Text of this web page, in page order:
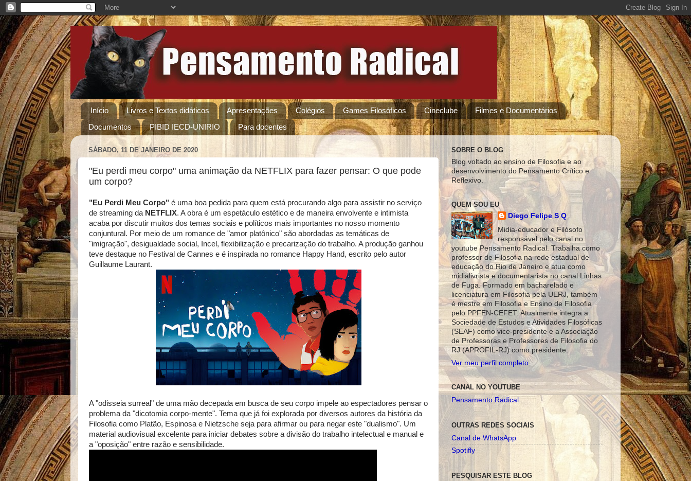
Início Livros e Textos didáticos Apresentações Colégios Games Filosóficos Cineclube
Filmes e Documentários
Documentos
PIBID IECD-UNIRIO Para docentes
SÁBADO, 11 DE JANEIRO DE 2020
"Eu perdi meu corpo" uma animação da NETFLIX para fazer pensar: O que pode
um corpo?
"Eu Perdi Meu Corpo" é uma boa pedida para quem está procurando algo para assistir no serviço
de streaming da NETFLIX. A obra é um espetáculo estético e de maneira envolvente e intimista
acaba por discutir muitos dos temas sociais e políticos mais importantes no nosso momento
conjuntural. Por meio de um romance de "amor platônico" são abordadas as temáticas de
"imigração", desigualdade social, Incel, flexibilização e precarização do trabalho. A produção ganhou
teve destaque no Festival de Cannes e é inspirada no romance Happy Hand, escrito pelo autor
Guillaume Laurant.
A "odisseia surreal" de uma mão decepada em busca de seu corpo impele ao espectadores pensar o
problema da "dicotomia corpo-mente". Tema que já foi explorada por diversos autores da história da
Filosofia como Platão, Espinosa e Nietzsche seja para afirmar ou para negar este "dualismo". Um
material audiovisual excelente para iniciar debates sobre a divisão do trabalho intelectual e manual e
a "oposição" entre razão e sensibilidade.
SOBRE O BLOG
Blog voltado ao ensino de Filosofia e ao
desenvolvimento do Pensamento Crítico e
Reflexivo.
QUEM SOU EU
Diego Felipe S Q
Midia-educador e Filósofo
responsável pelo canal no
youtube Pensamento Radical. Trabalha como
professor de Filosofia na rede estadual de
educação do Rio de Janeiro e atua como
midialivrista e documentarista no canal Linhas
de Fuga. Formado em bacharelado e
licenciatura em Filosofia pela UERJ, também
é mestre em Filosofia e Ensino de Filosofia
pelo PPFEN-CEFET. Atualmente integra a
Sociedade de Estudos e Atividades Filosóficas
(SEAF) como vice-presidente e a Associação
de Professoras e Professores de Filosofia do
RJ (APROFIL-RJ) como presidente.
Ver meu perfil completo
CANAL NO YOUTUBE
Pensamento Radical
OUTRAS REDES SOCIAIS
Canal de WhatsApp
Spotifly
PESQUISAR ESTE BLOG